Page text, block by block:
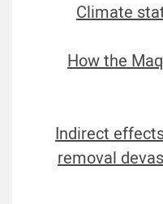
Climate
How the
Indirect
removal